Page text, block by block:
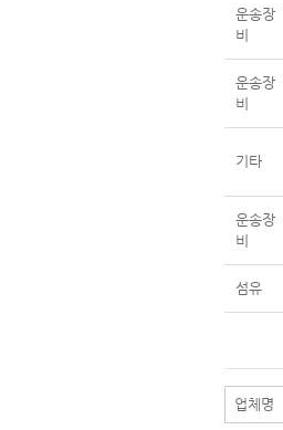
운송장
비
운송장
비
기타
운송장
비
섬유